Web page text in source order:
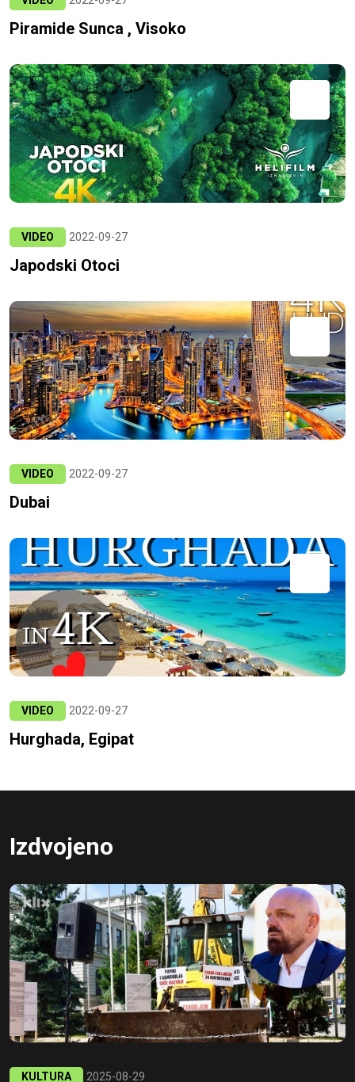
Piramide Sunca , Visoko
VIDEO 2022-09-27
Japodski Otoci
VIDEO 2022-09-27
Dubai
VIDEO 2022-09-27
Hurghada, Egipat
Izdvojeno
KULTURA 2025-08-29